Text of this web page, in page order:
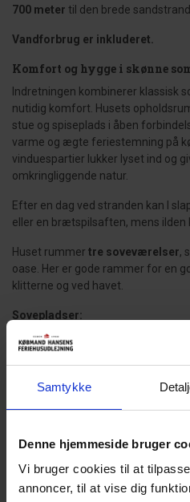
Samtykke
Denne hjemmeside bruger
Vi bruger cookies til at
annoncer, til at vise dig
700 meter til den brede sandstrand.
Vandforbrug er inkluderet.
Komfort og hygge i skønne
Indretningen kombinerer klassisk
nutidig komfort. Husets
stue og spiseplads i åben
varme og ægte feriestemning på
vinduespartier lukker lyset ind og
omkringliggende natur.
Efter en dag ved stranden kan I
eller en brætspilsaften, mens ilden
Huset rummer tre soveværelser,
oase. Her er gode rammer for en
klitterne og ved havet.
Sovepladser:
1 dobbeltseng (140 x 200 cm)
Detnye badeværelseer stilrent
Rolig naturgrund tæt på strand
Sommerhuset ligger på en
solen på terrassen og mærke den